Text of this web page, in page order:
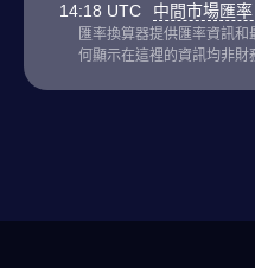
14:18 UTC 中間市場匯率
匯率換算器提供匯率資訊
何顯示在這裡的資訊均非財